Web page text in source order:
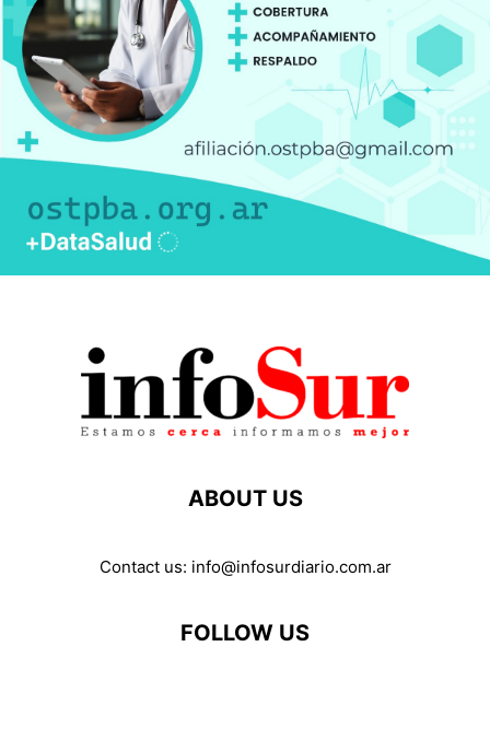
ABOUT US
Contact us: info@infosurdiario.com.ar
FOLLOW US